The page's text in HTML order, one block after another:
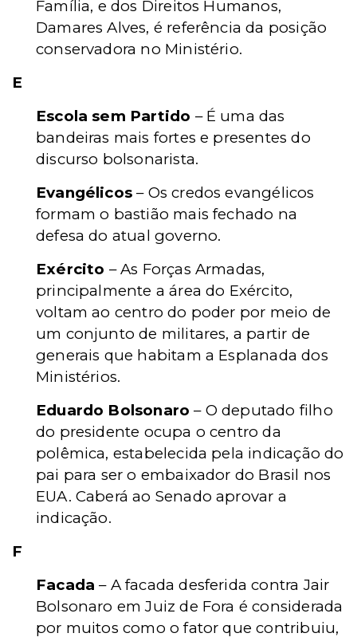
Família, e dos Direitos Humanos,
Damares Alves, é referência da posição
conservadora no Ministério.
E
Escola sem Partido – É uma das
bandeiras mais fortes e presentes do
discurso bolsonarista.
Evangélicos – Os credos evangélicos
formam o bastião mais fechado na
defesa do atual governo.
Exército – As Forças Armadas,
principalmente a área do Exército,
voltam ao centro do poder por meio de
um conjunto de militares, a partir de
generais que habitam a Esplanada dos
Ministérios.
Eduardo Bolsonaro – O deputado filho
do presidente ocupa o centro da
polêmica, estabelecida pela indicação do
pai para ser o embaixador do Brasil nos
EUA. Caberá ao Senado aprovar a
indicação.
F
Facada – A facada desferida contra Jair
Bolsonaro em Juiz de Fora é considerada
por muitos como o fator que contribuiu,